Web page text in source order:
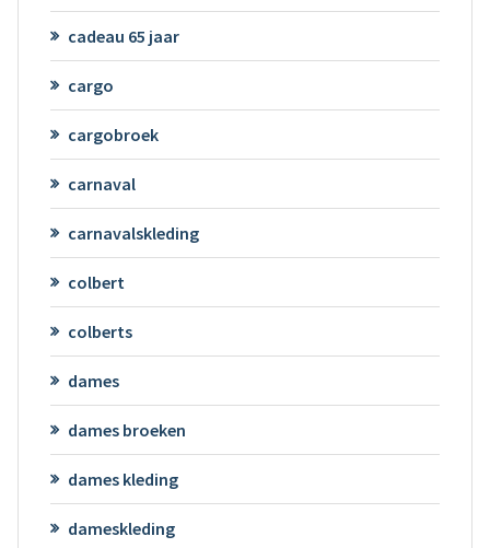
cadeau 65 jaar
cargo
cargobroek
carnaval
carnavalskleding
colbert
colberts
dames
dames broeken
dames kleding
dameskleding